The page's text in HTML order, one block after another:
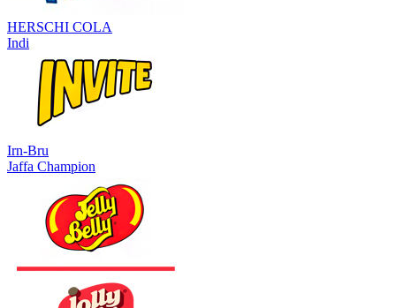
HERSCHI COLA
Indi
Irn-Bru
Jaffa Champion